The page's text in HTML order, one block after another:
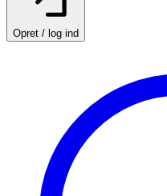
Opret / log ind